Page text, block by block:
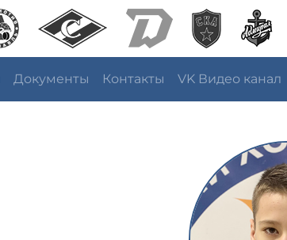
Документы Контакты VK Видео канал